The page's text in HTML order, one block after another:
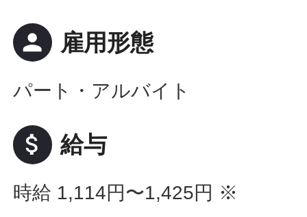
person 雇用形態
パート・アルバイト
attach_money 給与
時給 1,114円〜1,425円 ※